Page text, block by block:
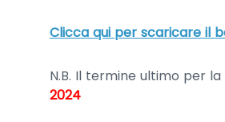
Clicca qui per scaricare il
N.B. Il termine ultimo per la
2024